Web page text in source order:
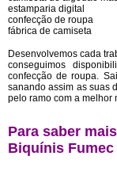
estamparia digital
confecção de roupa
fábrica de camiseta
Desenvolvemos cada
conseguimos
confecção de roupa.
sanando assim as suas
pelo ramo com a melhor
Para saber
Biquínis Fumec